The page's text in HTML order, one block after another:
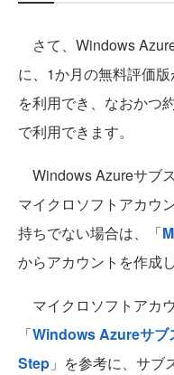
さて、Windows
に、1か月の無料評価
を利用でき、なおかつ
で利用できます。
Windows Azureサブ
マイクロソフトアカウ
持ちでない場合は、「
からアカウントを作成
マイクロソフトアカ
「Windows Azureサブ
Step 」を参考に、サ